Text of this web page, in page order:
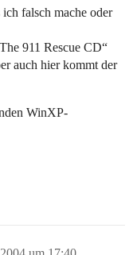
falsch mache oder
911 Rescue CD“
auch hier kommt der
WinXP-